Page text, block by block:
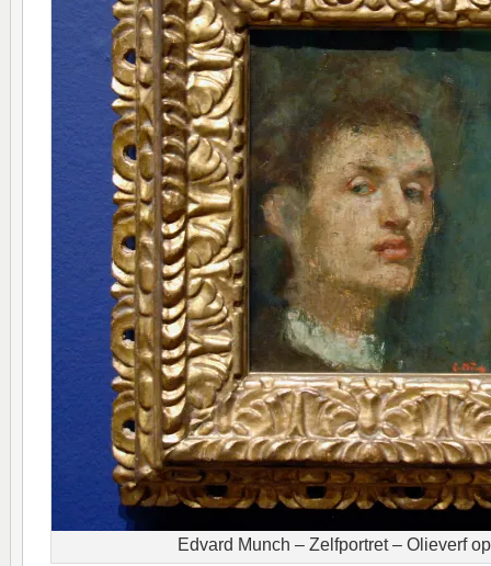
Edvard Munch – Zelfportret – Olieverf